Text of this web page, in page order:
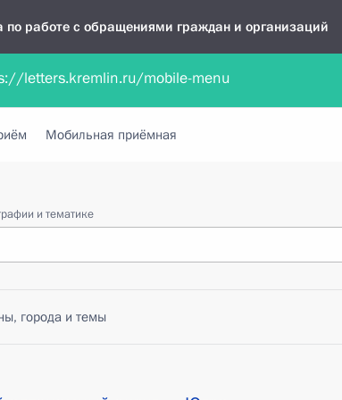
по работе с обращениями граждан и организаций
документа Обратиться в устной форме
Мобильная приёмная
и тематике
города и темы
letters.kremlin.ru/mobile-menu